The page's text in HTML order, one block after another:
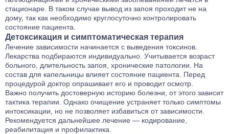
стационаре. В таком случае вывод из запоя проходит не на
дому, так как необходимо круглосуточно контролировать
состояние пациента.
Детоксикация и симптоматическая терапия
Лечение зависимости начинается с выведения токсинов.
Лекарства подбираются индивидуально. Учитывается возраст
больного, длительность запоя, хронические патологии. На
состав для капельницы влияет состояние пациента. Перед
процедурой доктор опрашивает его и проводит осмотр.
Важно получить достоверную историю болезни, от этого зависит
тактика терапии. Однако очищение устраняет только симптомы
интоксикации, но не позволяет избавиться от зависимости.
Рекомендуется дальнейшее лечение — кодирование,
реабилитация и профилактика.